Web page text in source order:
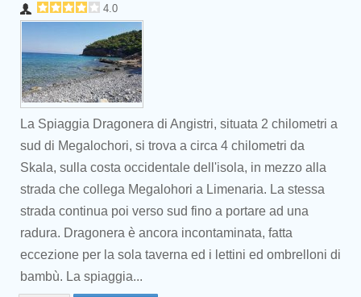
4.0
La Spiaggia Dragonera di Angistri, situata 2 chilometri a
sud di Megalochori, si trova a circa 4 chilometri da
Skala, sulla costa occidentale dell'isola, in mezzo alla
strada che collega Megalohori a Limenaria. La stessa
strada continua poi verso sud fino a portare ad una
radura. Dragonera è ancora incontaminata, fatta
eccezione per la sola taverna ed i lettini ed ombrelloni di
bambù. La spiaggia...